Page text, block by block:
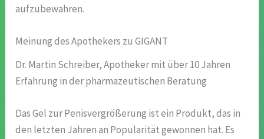
aufzubewahren.
Meinung des Apothekers zu GIGANT
Dr. Martin Schreiber, Apotheker mit über 10 Jahren
Erfahrung in der pharmazeutischen Beratung
Das Gel zur Penisvergrößerung ist ein Produkt, das in
den letzten Jahren an Popularität gewonnen hat. Es